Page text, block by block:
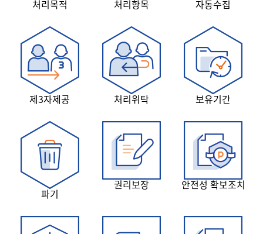
처리목적 처리항목 자동수집
제3자제공 처리위탁 보유기간
파기
권리보장 안전성 확보조치